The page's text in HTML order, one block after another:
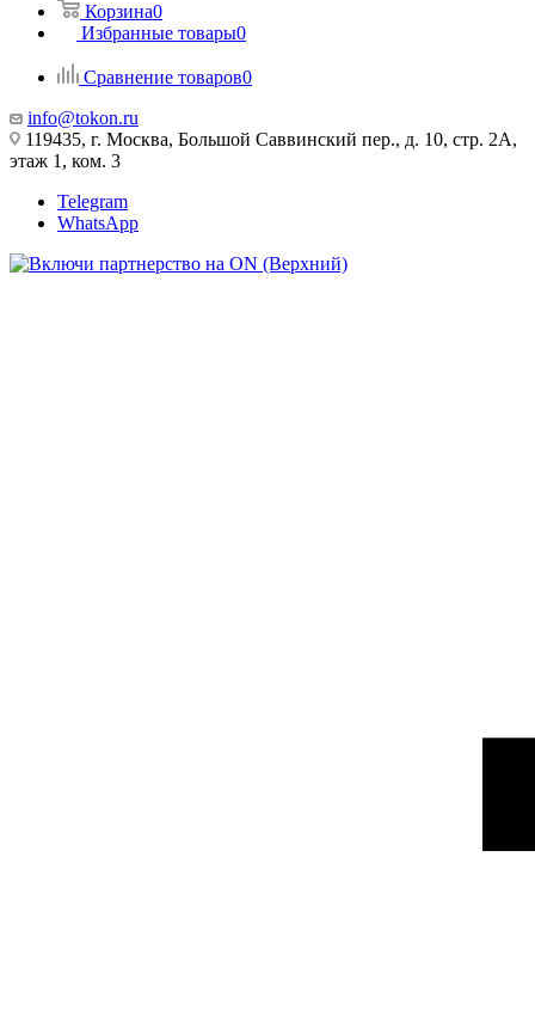
Корзина0
Избранные товары0
Сравнение товаров0
info@tokon.ru
119435, г. Москва, Большой Саввинский пер., д. 10, стр. 2А,
этаж 1, ком. 3
Telegram
WhatsApp